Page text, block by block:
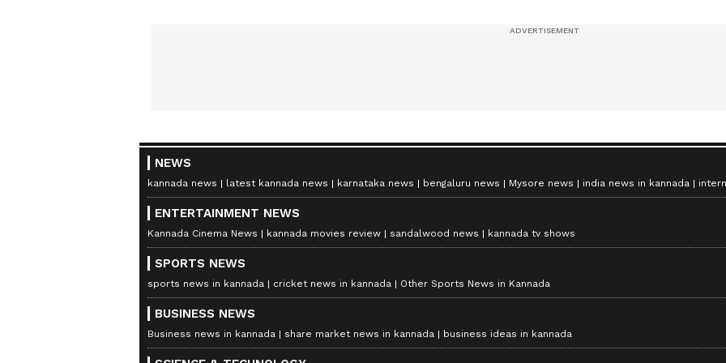
NEWS
kannada news latest kannada news karnataka news bengaluru news Mysore news india news in kannada
ENTERTAINMENT NEWS
Kannada Cinema News kannada movies review sandalwood news kannada tv shows
SPORTS NEWS
sports news in kannada cricket news in kannada Other Sports News in Kannada
BUSINESS NEWS
Business news in kannada share market news in kannada business ideas in kannada